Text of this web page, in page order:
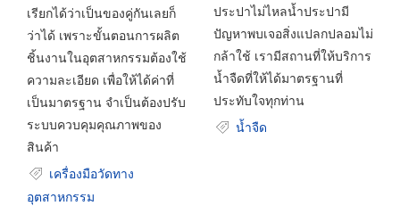
เรียกได้ว่าเป็นของคู่กันเลยก็
ว่าได้ เพราะขั้นตอนการผลิต
ชิ้นงานในอุตสาหกรรมต้องใช้
ความละเอียด เพื่อให้ได้ค่าที่
เป็นมาตรฐาน จำเป็นต้องปรับ
ระบบควบคุมคุณภาพของ
สินค้า
เครื่องมือวัดทาง
อุตสาหกรรม
ประปาไม่ไหลน้ำประปามี
ปัญหาพบเจอสิ่งแปลกปลอมไม่
กล้าใช้ เรามีสถานที่ให้บริการ
น้ำจืดที่ให้ได้มาตรฐานที่
ประทับใจทุกท่าน
น้ำจืด